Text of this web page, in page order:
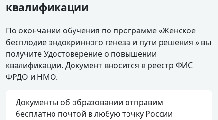
квалификации
По окончании обучения по программе «Женское
бесплодие эндокринного генеза и пути решения » вы
получите Удостоверение о повышении
квалификации. Документ вносится в реестр ФИС
ФРДО и НМО.
Документы об образовании отправим
бесплатно почтой в любую точку России